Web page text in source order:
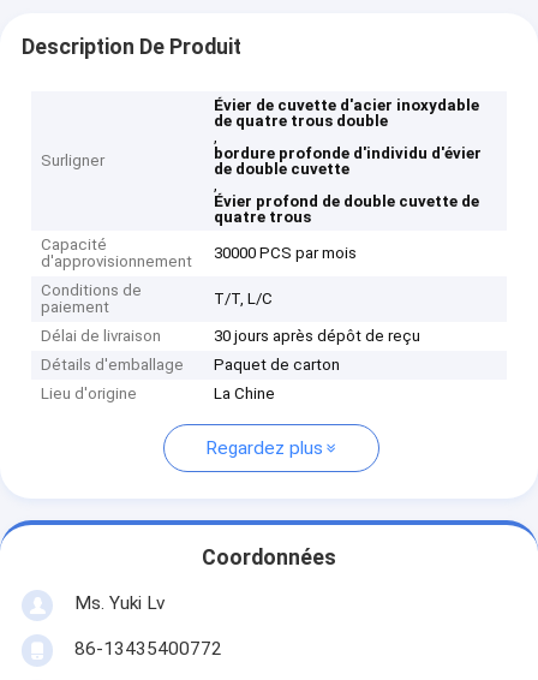
Description De Produit
Surligner
Évier de cuvette d'acier inoxydable
de quatre trous double
,
bordure profonde d'individu d'évier
de double cuvette
,
Évier profond de double cuvette de
quatre trous
Capacité
d'approvisionnement
30000 PCS par mois
Conditions de
paiement
T/T, L/C
Délai de livraison
30 jours après dépôt de reçu
Détails d'emballage
Paquet de carton
Lieu d'origine
La Chine
Regardez plus
Coordonnées
Ms. Yuki Lv
86-13435400772